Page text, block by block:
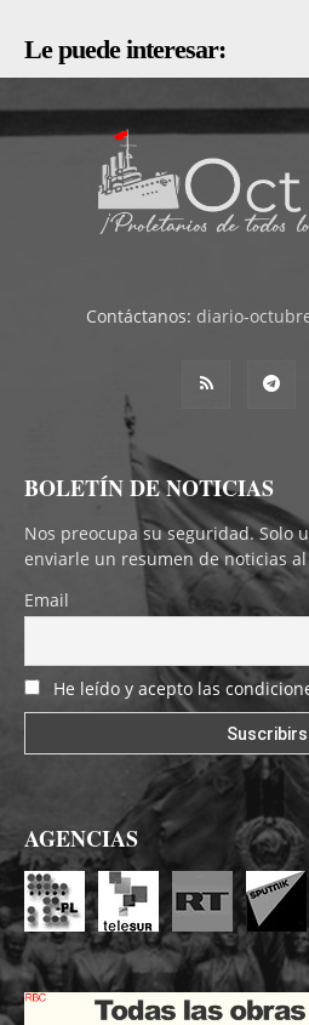
Le puede interesar:
Contáctanos: diario-
BOLETÍN DE NOTICIAS
Nos preocupa su seguridad. Solo
enviarle un resumen de noticias
Email
He leído y acepto las
AGENCIAS